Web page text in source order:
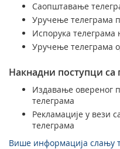
Саопштавање
Уручење телеграма
Испорука
Уручење телеграма
Накнадни поступци
Издавање овереног
телеграма
Рекламације у вези
телеграма
Више информација слању